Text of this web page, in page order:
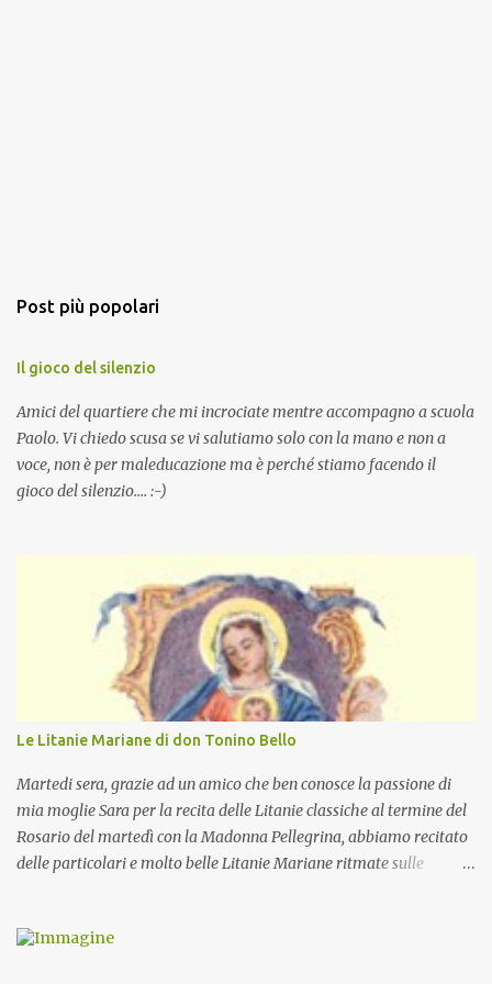
Post più popolari
Il gioco del silenzio
Amici del quartiere che mi incrociate mentre accompagno a scuola
Paolo. Vi chiedo scusa se vi salutiamo solo con la mano e non a
voce, non è per maleducazione ma è perché stiamo facendo il
gioco del silenzio.... :-)
Le Litanie Mariane di don Tonino Bello
Martedi sera, grazie ad un amico che ben conosce la passione di
mia moglie Sara per la recita delle Litanie classiche al termine del
Rosario del martedì con la Madonna Pellegrina, abbiamo recitato
delle particolari e molto belle Litanie Mariane ritmate sulle
preghiera.